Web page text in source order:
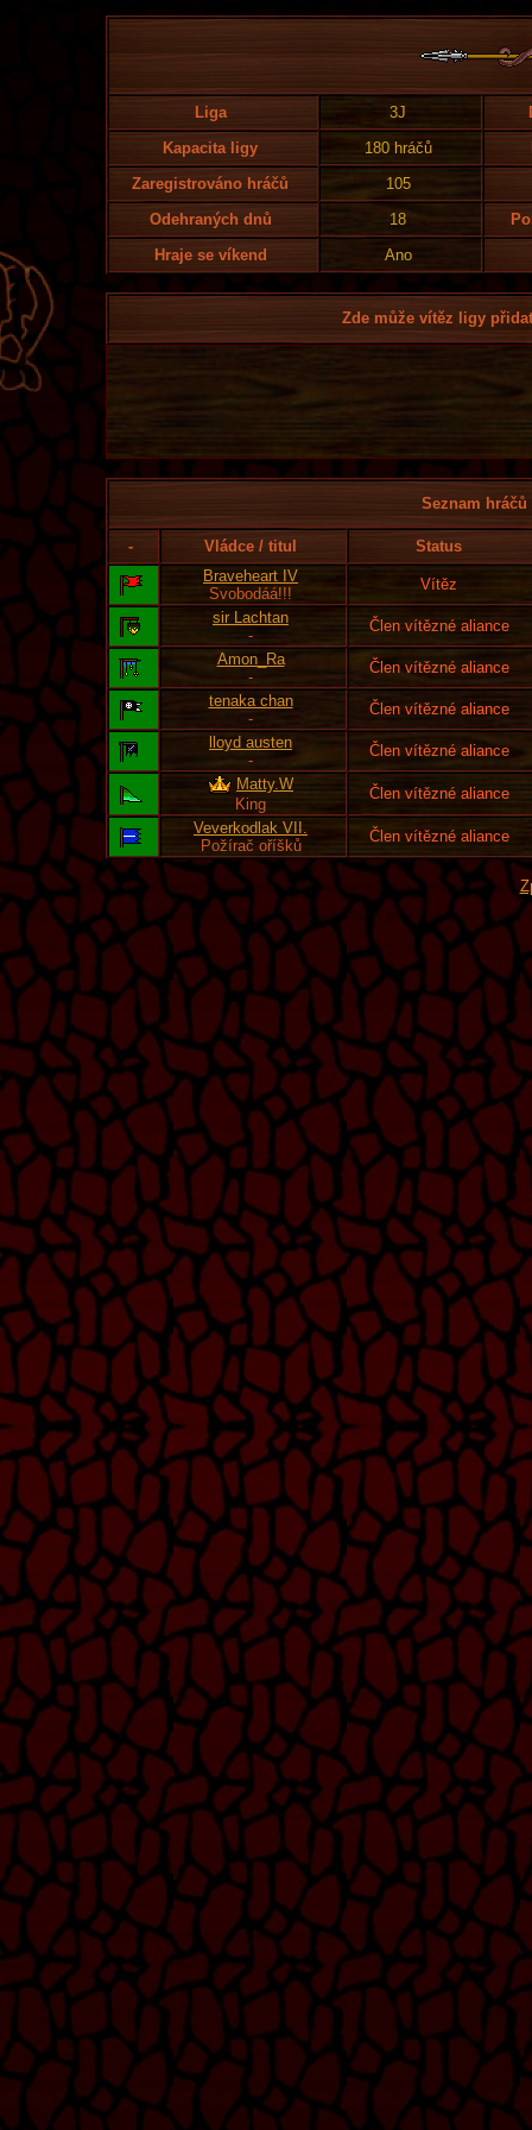
Liga 3J
Kapacita ligy
180 hráčů
Zaregistrováno hráčů
105
Odehraných dnů
18
Hraje se víkend
Ano
Zde může vítěz ligy
Seznam
- Vládce / titul
Status
Braveheart IV
Svobodáá!!!
Vítěz
sir Lachtan
-
Člen vítězné aliance
Amon_Ra
-
Člen vítězné aliance
tenaka chan
-
Člen vítězné aliance
lloyd austen
-
Člen vítězné aliance
Matty.W
King
Člen vítězné aliance
Veverkodlak VII.
Požírač oříšků
Člen vítězné aliance